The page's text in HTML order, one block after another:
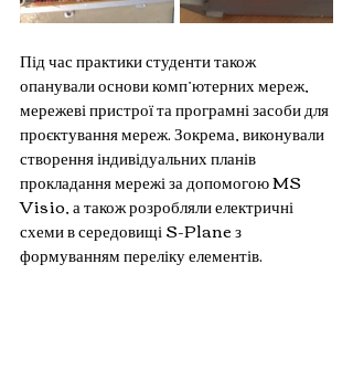
Під час практики студенти також
опанували основи комп’ютерних мереж,
мережеві пристрої та програмні засоби для
проєктування мереж. Зокрема, виконували
створення індивідуальних планів
прокладання мережі за допомогою MS
Visio, а також розробляли електричні
схеми в середовищі S-Plane з
формуванням переліку елементів.